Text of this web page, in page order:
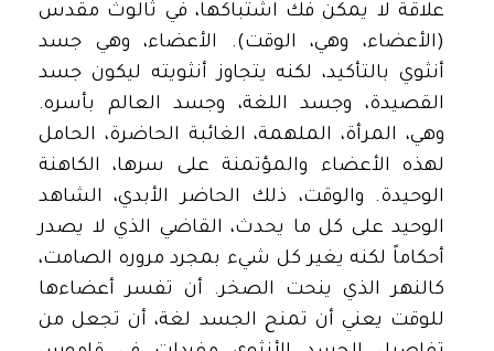
علاقة لا يمكن فك اشتباكها، في ثالوث مقدس
(الأعضاء، وهي، الوقت). الأعضاء، وهي جسد
أنثوي بالتأكيد، لكنه يتجاوز أنثويته ليكون جسد
القصيدة، وجسد اللغة، وجسد العالم بأسره.
وهي، المرأة، الملهمة، الغائبة الحاضرة، الحامل
لهذه الأعضاء والمؤتمنة على سرها، الكاهنة
الوحيدة. والوقت، ذلك الحاضر الأبدي، الشاهد
الوحيد على كل ما يحدث، القاضي الذي لا يصدر
أحكاماً لكنه يغير كل شيء بمجرد مروره الصامت،
كالنهر الذي ينحت الصخر. أن تفسر أعضاءها
للوقت يعني أن تمنح الجسد لغة، أن تجعل من